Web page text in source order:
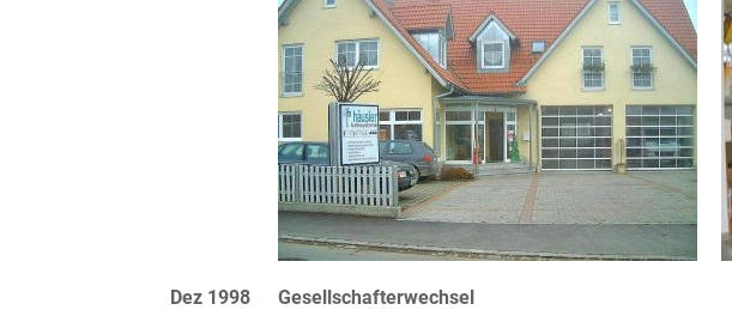
Dez 1998 Gesellschafterwechsel